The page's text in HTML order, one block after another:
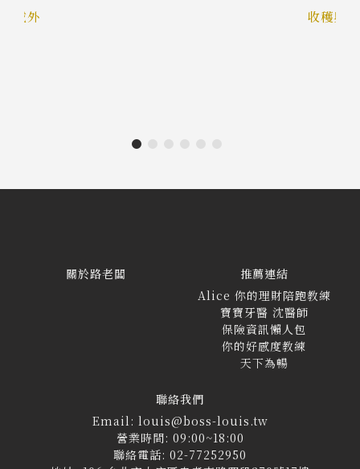
或外 收穫與
關於路老闆
推薦連結
Alice 你的理財陪跑教練
寶寶牙醫 沈醫師
保險資訊懶人包
你的好感度教練
天下為暢
聯絡我們
Email: louis@boss-louis.tw
營業時間: 09:00~18:00
聯絡電話: 02-77252950